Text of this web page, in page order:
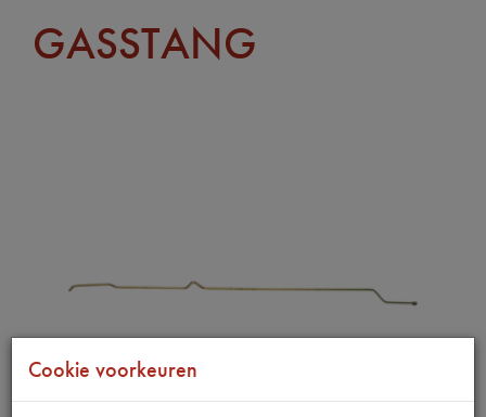
GASSTANG
Cookie voorkeuren